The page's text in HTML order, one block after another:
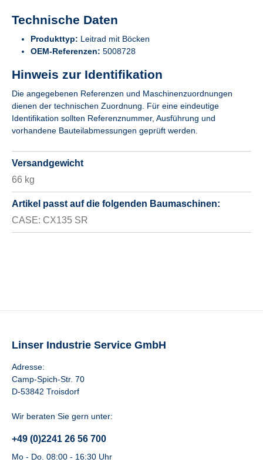
Technische Daten
Produkttyp: Leitrad mit Böcken
OEM-Referenzen: 5008728
Hinweis zur Identifikation
Die angegebenen Referenzen und Maschinenzuordnungen
dienen der technischen Zuordnung. Für eine eindeutige
Identifikation sollten Referenznummer, Ausführung und
vorhandene Bauteilabmessungen geprüft werden.
Versandgewicht
66 kg
Artikel passt auf die folgenden Baumaschinen:
CASE: CX135 SR
Linser Industrie Service GmbH
Adresse:
Camp-Spich-Str. 70
D-53842 Troisdorf
Wir beraten Sie gern unter:
+49 (0)2241 26 56 700
Mo - Do. 08:00 - 16:30 Uhr